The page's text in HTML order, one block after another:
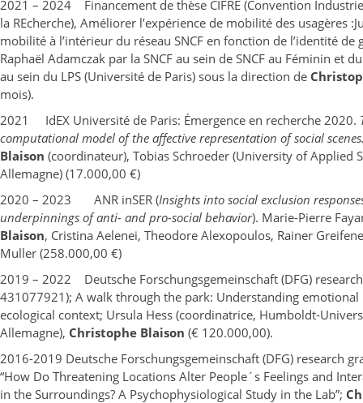
2021 – 2024 Financement de thèse CIFRE (Convention
la REcherche), Améliorer l’expérience de mobilité des usagères
mobilité à l’intérieur du réseau SNCF en fonction de l’identité de
Raphaël Adamczak par la SNCF au sein de SNCF au Féminin et
au sein du LPS (Université de Paris) sous la direction de
mois).
2021 IdEX Université de Paris: Émergence en recherche 2020.
computational model of the affective representation of social
Blaison (coordinateur), Tobias Schroeder (University of Applied
Allemagne) (17.000,00 €)
2020 – 2023 ANR inSER (Insights into social exclusion
underpinnings of anti- and pro-social behavior). Marie-Pierre
Blaison, Cristina Aelenei, Theodore Alexopoulos, Rainer
Muller (258.000,00 €)
2019 – 2022 Deutsche Forschungsgemeinschaft (DFG)
431077921); A walk through the park: Understanding
ecological context; Ursula Hess (coordinatrice, Humboldt-
Allemagne), Christophe Blaison (€ 120.000,00).
2016-2019 Deutsche Forschungsgemeinschaft (DFG) research
“How Do Threatening Locations Alter People´s Feelings and
in the Surroundings? A Psychophysiological Study in the Lab”;